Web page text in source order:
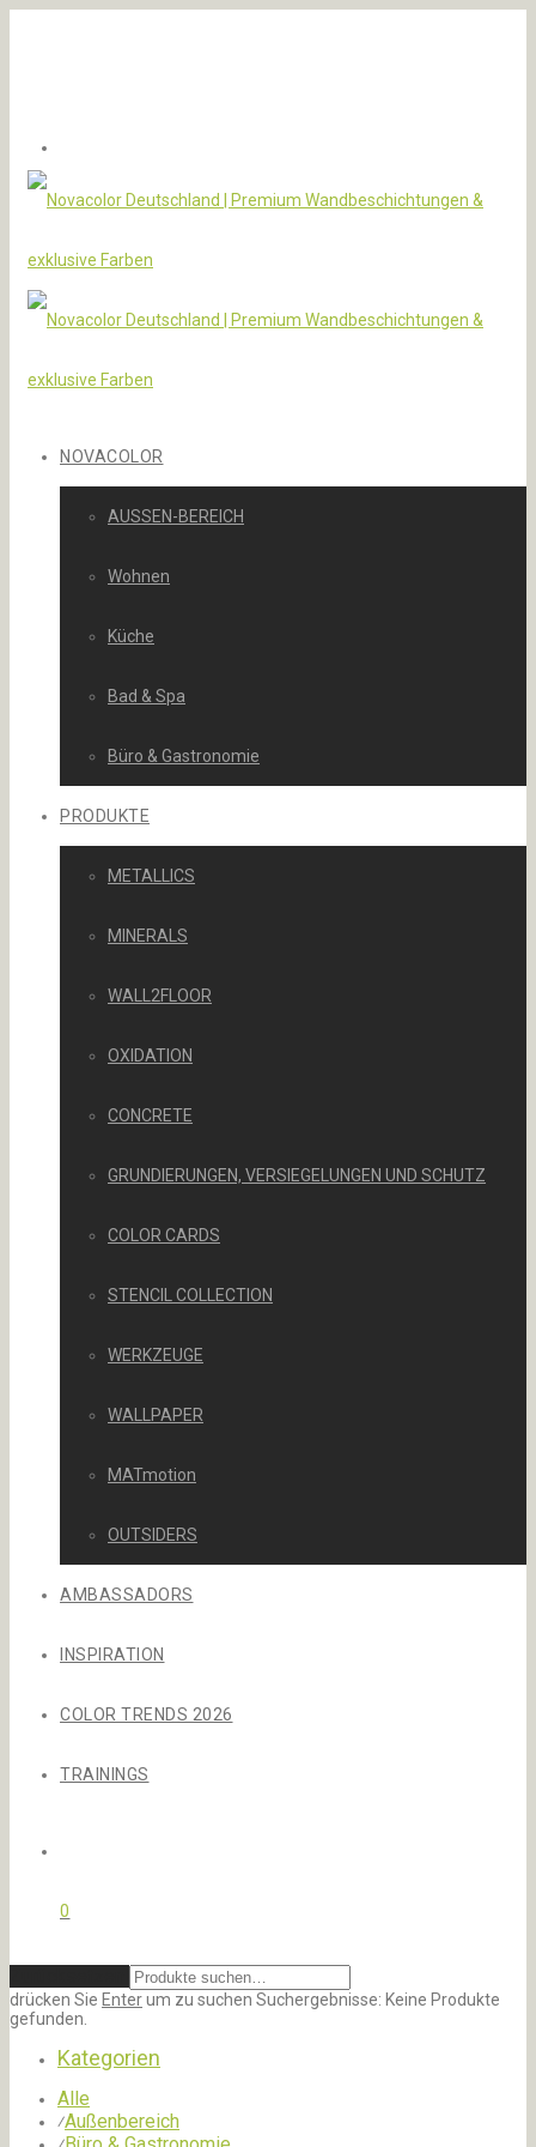
NOVACOLOR
AUSSEN-BEREICH
Wohnen
Küche
Bad & Spa
Büro & Gastronomie
PRODUKTE
METALLICS
MINERALS
WALL2FLOOR
OXIDATION
CONCRETE
GRUNDIERUNGEN, VERSIEGELUNGEN UND SCHUTZ
COLOR CARDS
STENCIL COLLECTION
WERKZEUGE
WALLPAPER
MATmotion
OUTSIDERS
AMBASSADORS
INSPIRATION
COLOR TRENDS 2026
TRAININGS
0
drücken Sie Enterum zu suchen Suchergebnisse: Keine Produkte
gefunden.
Kategorien
Alle
⁄Außenbereich